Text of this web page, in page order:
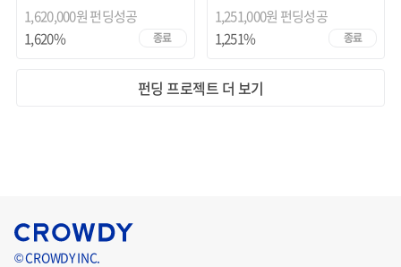
1,620,000원 펀딩성공
종료
1,620%
1,251,000원 펀딩성공
종료
1,251%
펀딩 프로젝트 더 보기
© CROWDY INC.